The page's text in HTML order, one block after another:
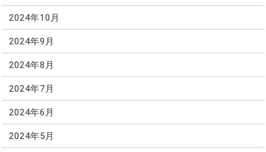
2024年10月
2024年9月
2024年8月
2024年7月
2024年6月
2024年5月